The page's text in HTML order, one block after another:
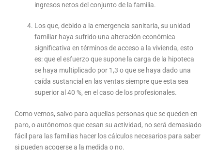
ingresos netos del conjunto de la familia.
Los que, debido a la emergencia sanitaria, su unidad
familiar haya sufrido una alteración económica
significativa en términos de acceso a la vivienda, esto
es: que el esfuerzo que supone la carga de la hipoteca
se haya multiplicado por 1,3 o que se haya dado una
caída sustancial en las ventas siempre que esta sea
superior al 40 %, en el caso de los profesionales.
Como vemos, salvo para aquellas personas que se queden en
paro, o autónomos que cesan su actividad, no será demasiado
fácil para las familias hacer los cálculos necesarios para saber
si pueden acogerse a la medida o no.